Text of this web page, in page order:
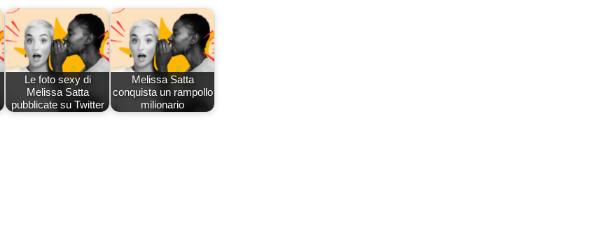
Le foto sexy di
Melissa Satta
pubblicate su Twitter
Melissa Satta
conquista un rampollo
milionario